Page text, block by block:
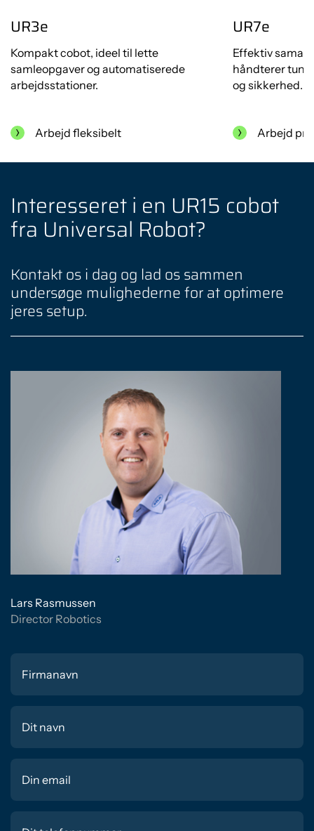
UR3e
Kompakt cobot, ideel til lette
samleopgaver og automatiserede
arbejdsstationer.
Arbejd fleksibelt
UR7e
Effektiv
håndterer
og sikkerhed.
Arbejd
Interesseret i en UR15 cobot
fra Universal Robot?
Kontakt os i dag og lad os sammen
undersøge mulighederne for at optimere
jeres setup.
Lars Rasmussen
Director Robotics